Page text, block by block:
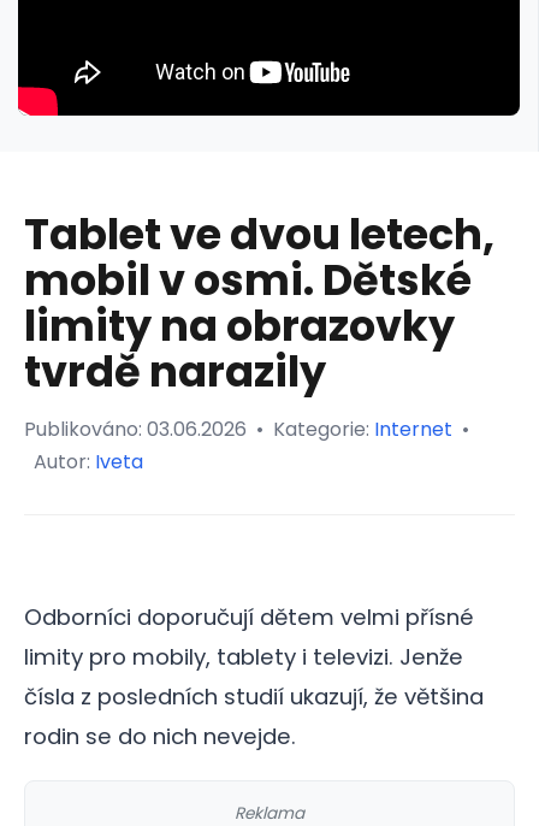
Tablet ve dvou letech,
mobil v osmi. Dětské
limity na obrazovky
tvrdě narazily
Publikováno: 03.06.2026 • Kategorie: Internet •
Autor: Iveta
Odborníci doporučují dětem velmi přísné
limity pro mobily, tablety i televizi. Jenže
čísla z posledních studií ukazují, že většina
rodin se do nich nevejde.
Reklama